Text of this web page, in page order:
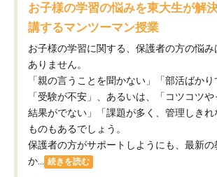
お子様の学習の悩みを東大生が解
講するマンツーマン授業
お子様の学習に関する、保護者の方の悩
ありません。
「親の言うことを聞かない」「部活ばかり
「受験が不安」、あるいは、「コツコツや
結果がでない」「課題が多く、管理しきれ
ものもあるでしょう。
保護者の方がサポートしようにも、最新の
か...
続きを読む